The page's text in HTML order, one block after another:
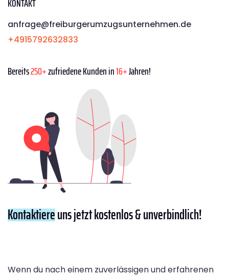
anfrage@freiburgerumzugsunternehmen.de
+4915792632833
Bereits250+zufriedene Kunden in16+Jahren!
Kontaktiereuns jetzt kostenlos & unverbindlich!
Wenn du nach einem zuverlässigen und erfahrenen